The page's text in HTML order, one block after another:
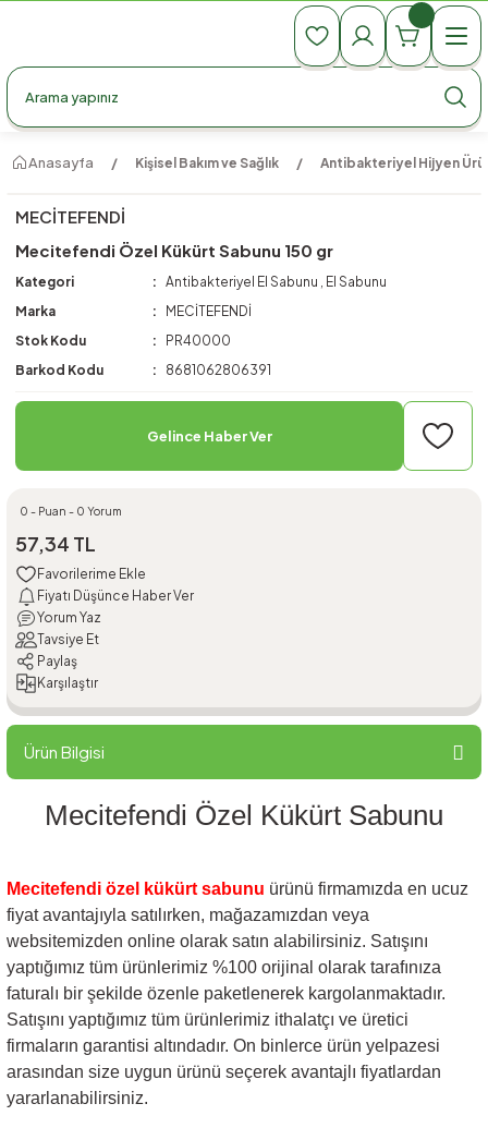
990 TL Üzeri Ücretsiz Kargo
990 TL Üzeri Ücretsiz Kargo
Anasayfa Kişisel Bakım ve Sağlık Antibakteriyel Hijyen
MECİTEFENDİ
Mecitefendi Özel Kükürt Sabunu 150 gr
Kategori Antibakteriyel El Sabunu , El Sabunu
Marka
MECİTEFENDİ
Stok Kodu
PR40000
Barkod Kodu
8681062806391
Gelince Haber Ver
0 - Puan - 0 Yorum
57,34 TL
Fiyatı Düşünce Haber Ver
Yorum Yaz
Tavsiye Et
Paylaş
Karşılaştır
Ürün Bilgisi
Mecitefendi Özel Kükürt Sabunu
Mecitefendi özel kükürt sabunu ürünü firmamızda en ucuz
fiyat avantajıyla satılırken, mağazamızdan veya
websitemizden online olarak satın alabilirsiniz. Satışını
yaptığımız tüm ürünlerimiz %100 orijinal olarak tarafınıza
faturalı bir şekilde özenle paketlenerek kargolanmaktadır.
Satışını yaptığımız tüm ürünlerimiz ithalatçı ve üretici
firmaların garantisi altındadır. On binlerce ürün yelpazesi
arasından size uygun ürünü seçerek avantajlı fiyatlardan
yararlanabilirsiniz.